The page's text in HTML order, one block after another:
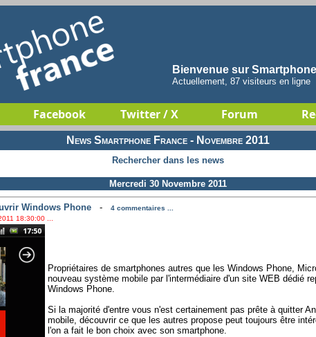
Bienvenue sur
Actuellement, 87 visiteurs en ligne
Facebook Twitter / X Forum
News Smartphone France - Novembre 2011
Rechercher dans les news
Mercredi 30 Novembre 2011
Windows Phone-
4 commentaires ...
18:30:00 ...
Propriétaires de smartphones autres que les Windows Phone,
nouveau système mobile par l'intermédiaire d'un site WEB dédié
Windows Phone.
Si la majorité d'entre vous n'est certainement pas prête à quitter
mobile, découvrir ce que les autres propose peut toujours être
l'on a fait le bon choix avec son smartphone.